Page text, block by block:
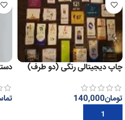
چاپ دیجیتالی رنگی (دو طرف)
تومان140,000
افزودن به سبد خرید